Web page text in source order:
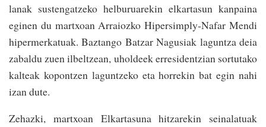
lanak sustengatzeko helburuarekin elkartasun kanpaina
eginen du martxoan Arraiozko Hipersimply-Nafar Mendi
hipermerkatuak. Baztango Batzar Nagusiak laguntza deia
zabaldu zuen ilbeltzean, uholdeek erresidentzian sortutako
kalteak kopontzen laguntzeko eta horrekin bat egin nahi
izan dute.
Zehazki, martxoan Elkartasuna hitzarekin seinalatuak